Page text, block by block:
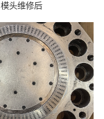
模头维修后